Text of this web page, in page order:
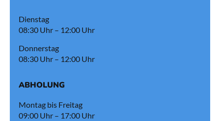
Dienstag
08:30 Uhr – 12:00 Uhr
Donnerstag
08:30 Uhr – 12:00 Uhr
ABHOLUNG
Montag bis Freitag
09:00 Uhr – 17:00 Uhr